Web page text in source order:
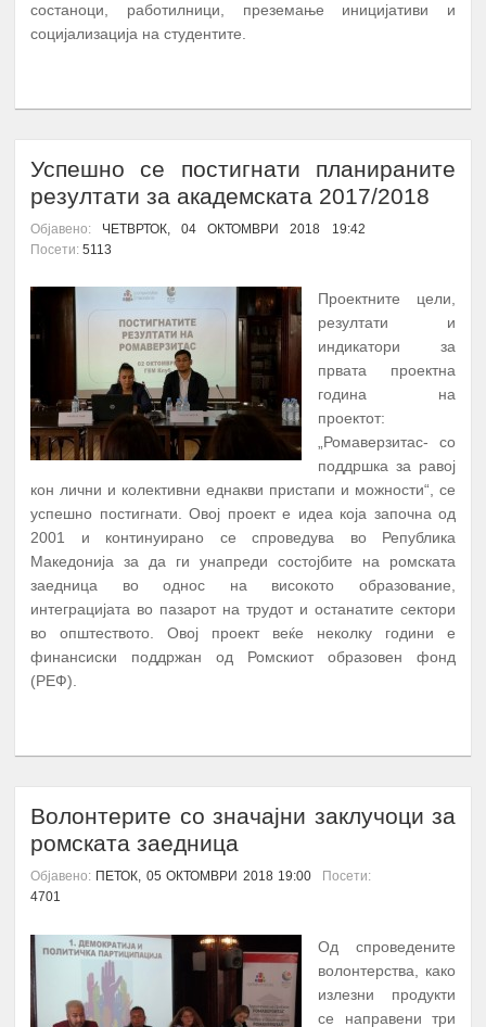
состаноци, работилници, преземање иницијативи и
социјализација на студентите.
Успешно се постигнати планираните
резултати за академската 2017/2018
Објавено: ЧЕТВРТОК, 04 ОКТОМВРИ 2018 19:42
Посети: 5113
Проектните цели,
резултати и
индикатори за
првата проектна
година на
проектот:
„Ромаверзитас- со
поддршка за равој
кон лични и колективни еднакви пристапи и можности“, се
успешно постигнати. Овој проект е идеа која започна од
2001 и континуирано се спроведува во Република
Македонија за да ги унапреди состојбите на ромската
заедница во однос на високото образование,
интеграцијата во пазарот на трудот и останатите сектори
во општеството. Овој проект веќе неколку години е
финансиски поддржан од Ромскиот образовен фонд
(РЕФ).
Волонтерите со значајни заклучоци за
ромската заедница
Објавено: ПЕТОК, 05 ОКТОМВРИ 2018 19:00
Посети:
4701
Од спроведените
волонтерства, како
излезни продукти
се направени три